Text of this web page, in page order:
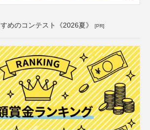
めのコンテスト《2026夏》 [PR]